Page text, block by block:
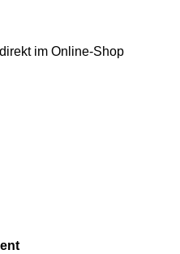
im Online-Shop